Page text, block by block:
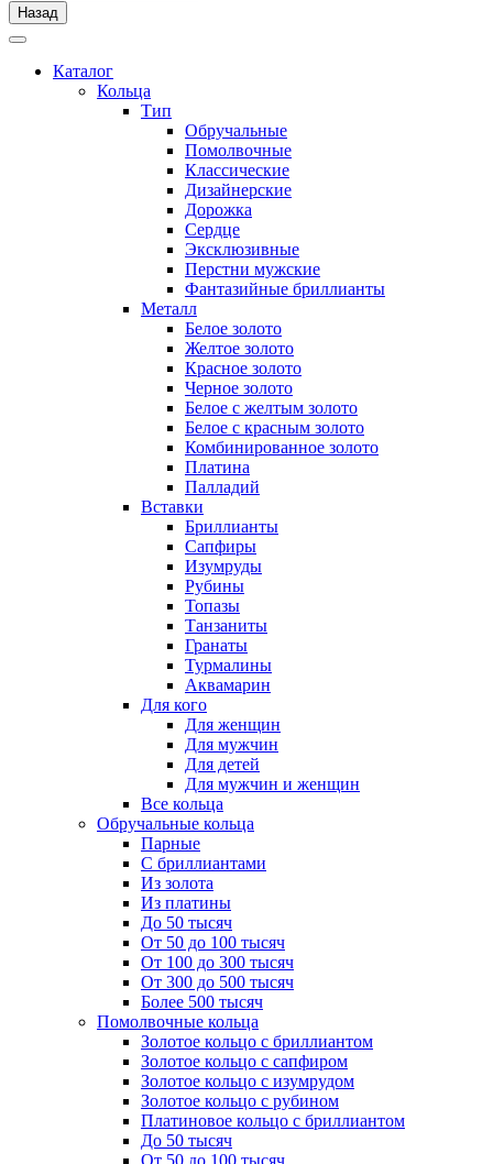
Назад
Каталог
Кольца
Тип
Обручальные
Помолвочные
Классические
Дизайнерские
Дорожка
Сердце
Эксклюзивные
Перстни мужские
Фантазийные бриллианты
Металл
Белое золото
Желтое золото
Красное золото
Черное золото
Белое с желтым золото
Белое с красным золото
Комбинированное золото
Платина
Палладий
Вставки
Бриллианты
Сапфиры
Изумруды
Рубины
Топазы
Танзаниты
Гранаты
Турмалины
Аквамарин
Для кого
Для женщин
Для мужчин
Для детей
Для мужчин и женщин
Все кольца
Обручальные кольца
Парные
С бриллиантами
Из золота
Из платины
До 50 тысяч
От 50 до 100 тысяч
От 100 до 300 тысяч
От 300 до 500 тысяч
Более 500 тысяч
Помолвочные кольца
Золотое кольцо с бриллиантом
Золотое кольцо с сапфиром
Золотое кольцо с изумрудом
Золотое кольцо с рубином
Платиновое кольцо с бриллиантом
До 50 тысяч
От 50 до 100 тысяч